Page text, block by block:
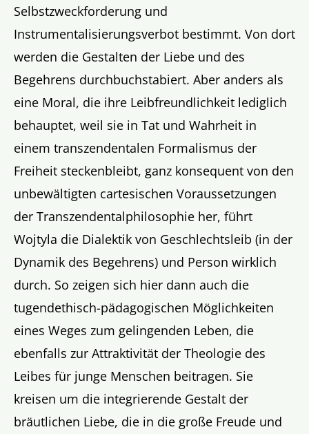
Selbstzweckforderung und
Instrumentalisierungsverbot bestimmt. Von dort
werden die Gestalten der Liebe und des
Begehrens durchbuchstabiert. Aber anders als
eine Moral, die ihre Leibfreundlichkeit lediglich
behauptet, weil sie in Tat und Wahrheit in
einem transzendentalen Formalismus der
Freiheit steckenbleibt, ganz konsequent von den
unbewältigten cartesischen Voraussetzungen
der Transzendentalphilosophie her, führt
Wojtyla die Dialektik von Geschlechtsleib (in der
Dynamik des Begehrens) und Person wirklich
durch. So zeigen sich hier dann auch die
tugendethisch-pädagogischen Möglichkeiten
eines Weges zum gelingenden Leben, die
ebenfalls zur Attraktivität der Theologie des
Leibes für junge Menschen beitragen. Sie
kreisen um die integrierende Gestalt der
bräutlichen Liebe, die in die große Freude und